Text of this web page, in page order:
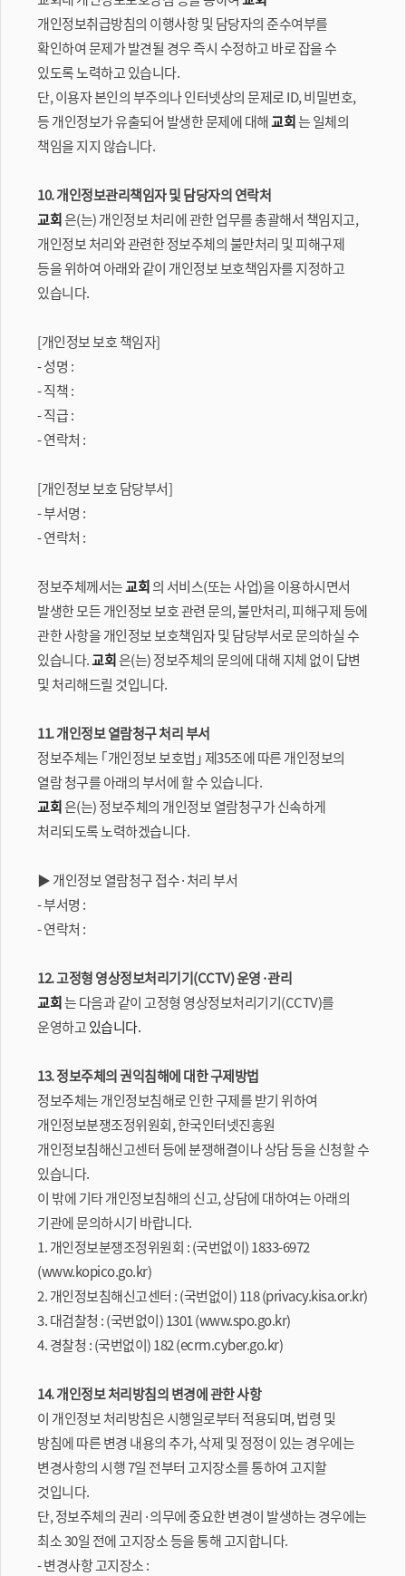
개인정보취급방침의 이행사항 및 담당자의 준수여부를
확인하여 문제가 발견될 경우 즉시 수정하고 바로 잡을 수
있도록 노력하고 있습니다.
단, 이용자 본인의 부주의나 인터넷상의 문제로 ID, 비밀번호,
등 개인정보가 유출되어 발생한 문제에 대해 교회 는 일체의
책임을 지지 않습니다.
10. 개인정보관리책임자 및 담당자의 연락처
교회 은(는) 개인정보 처리에 관한 업무를 총괄해서 책임지고,
개인정보 처리와 관련한 정보주체의 불만처리 및 피해구제
등을 위하여 아래와 같이 개인정보 보호책임자를 지정하고
있습니다.
[개인정보 보호 책임자]
- 성명 :
- 직책 :
- 직급 :
- 연락처 :
[개인정보 보호 담당부서]
- 부서명 :
- 연락처 :
정보주체께서는 교회 의 서비스(또는 사업)을 이용하시면서
발생한 모든 개인정보 보호 관련 문의, 불만처리, 피해구제 등에
관한 사항을 개인정보 보호책임자 및 담당부서로 문의하실 수
있습니다. 교회 은(는) 정보주체의 문의에 대해 지체 없이 답변
및 처리해드릴 것입니다.
11. 개인정보 열람청구 처리 부서
정보주체는 ｢개인정보 보호법｣ 제35조에 따른 개인정보의
열람 청구를 아래의 부서에 할 수 있습니다.
교회 은(는) 정보주체의 개인정보 열람청구가 신속하게
처리되도록 노력하겠습니다.
▶ 개인정보 열람청구 접수·처리 부서
- 부서명 :
- 연락처 :
12. 고정형 영상정보처리기기(CCTV) 운영·관리
교회 는 다음과 같이 고정형 영상정보처리기기(CCTV)를
운영하고 있습니다.
13. 정보주체의 권익침해에 대한 구제방법
정보주체는 개인정보침해로 인한 구제를 받기 위하여
개인정보분쟁조정위원회, 한국인터넷진흥원
개인정보침해신고센터 등에 분쟁해결이나 상담 등을 신청할 수
있습니다.
이 밖에 기타 개인정보침해의 신고, 상담에 대하여는 아래의
기관에 문의하시기 바랍니다.
1. 개인정보분쟁조정위원회 : (국번없이) 1833-6972
(www.kopico.go.kr)
2. 개인정보침해신고센터 : (국번없이) 118 (privacy.kisa.or.kr)
3. 대검찰청 : (국번없이) 1301 (www.spo.go.kr)
4. 경찰청 : (국번없이) 182 (ecrm.cyber.go.kr)
14. 개인정보 처리방침의 변경에 관한 사항
이 개인정보 처리방침은 시행일로부터 적용되며, 법령 및
방침에 따른 변경 내용의 추가, 삭제 및 정정이 있는 경우에는
변경사항의 시행 7일 전부터 고지장소를 통하여 고지할
것입니다.
단, 정보주체의 권리·의무에 중요한 변경이 발생하는 경우에는
최소 30일 전에 고지장소 등을 통해 고지합니다.
- 변경사항 고지장소 :